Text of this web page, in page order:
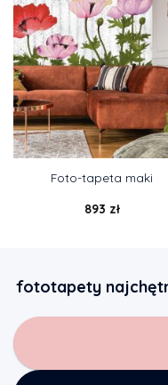
Foto-tapeta maki
893 zł
fototapety